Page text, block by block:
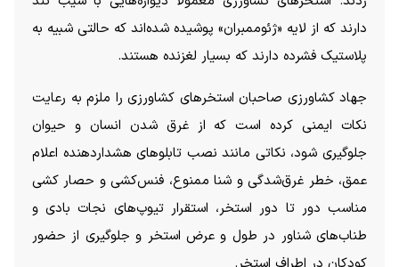
دارند که از لایه «ژئوممبران» پوشیده شده‌اند که حالتی شبیه به
پلاستیک فشرده دارند که بسیار لغزنده هستند.
جهاد کشاورزی صاحبان استخر‌های کشاورزی را ملزم به رعایت
نکات ایمنی کرده است که از غرق شدن انسان و حیوان
جلوگیری شود، نکاتی مانند نصب تابلو‌های هشداردهنده اعلام
عمق، خطر غرق‌شدگی و شنا ممنوع، فنس‌کشی و حصار کشی
مناسب دور تا دور استخر، استقرار تیوپ‌های نجات بادی و
طناب‌های شناور در طول و عرض استخر و جلوگیری از حضور